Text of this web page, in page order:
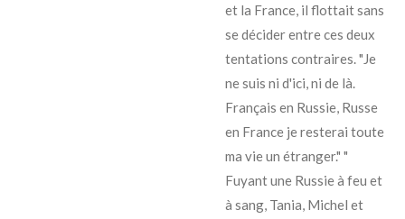
et la France, il flottait sans
se décider entre ces deux
tentations contraires. "Je
ne suis ni d'ici, ni de là.
Français en Russie, Russe
en France je resterai toute
ma vie un étranger." "
Fuyant une Russie à feu et
à sang, Tania, Michel et